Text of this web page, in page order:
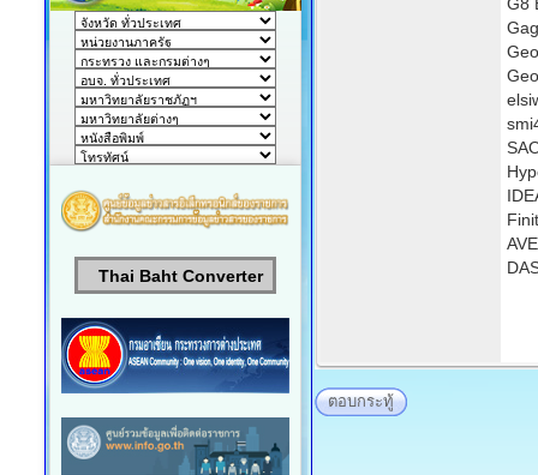
ตอบกระทู้
Thai Baht Converter